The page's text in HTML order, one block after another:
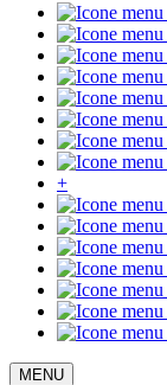
+
MENU